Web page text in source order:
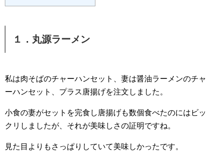
１．丸源ラーメン
私は肉そばのチャーハンセット、妻は醤油ラーメンのチャ
ーハンセット、プラス唐揚げを注文しました。
小食の妻がセットを完食し唐揚げも数個食べたのにはビッ
クリしましたが、それが美味しさの証明ですね。
見た目よりもさっぱりしていて美味しかったです。